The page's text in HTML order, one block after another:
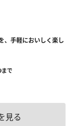
、手軽においしく楽し
で
見る